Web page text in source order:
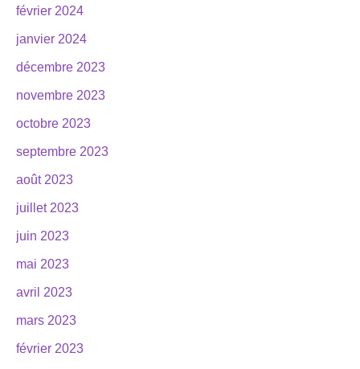
février 2024
janvier 2024
décembre 2023
novembre 2023
octobre 2023
septembre 2023
août 2023
juillet 2023
juin 2023
mai 2023
avril 2023
mars 2023
février 2023